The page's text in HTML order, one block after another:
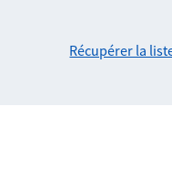
Récupérer la